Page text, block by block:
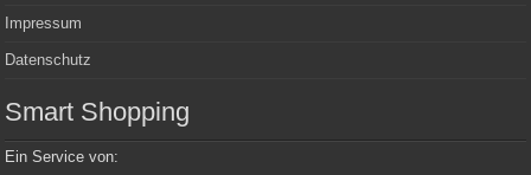
Impressum
Datenschutz
Smart Shopping
Ein Service von: